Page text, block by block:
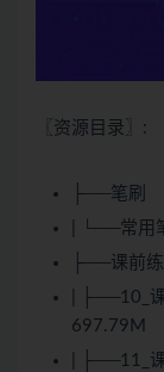
〖资源目录〗:
├──笔刷
| └──常用
├──课前
| ├──10_
697.79M
| ├──11_